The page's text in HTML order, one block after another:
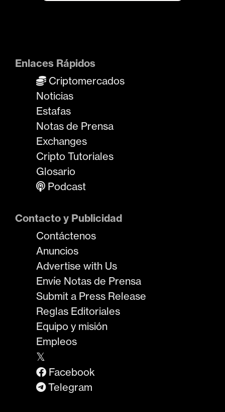
Enlaces Rápidos
Criptomercados
Noticias
Estafas
Notas de Prensa
Exchanges
Cripto Tutoriales
Glosario
Podcast
Contacto y Publicidad
Contáctenos
Anuncios
Advertise with Us
Envíe Notas de Prensa
Submit a Press Release
Reglas Editoriales
Equipo y misión
Empleos
𝕏
Facebook
Telegram